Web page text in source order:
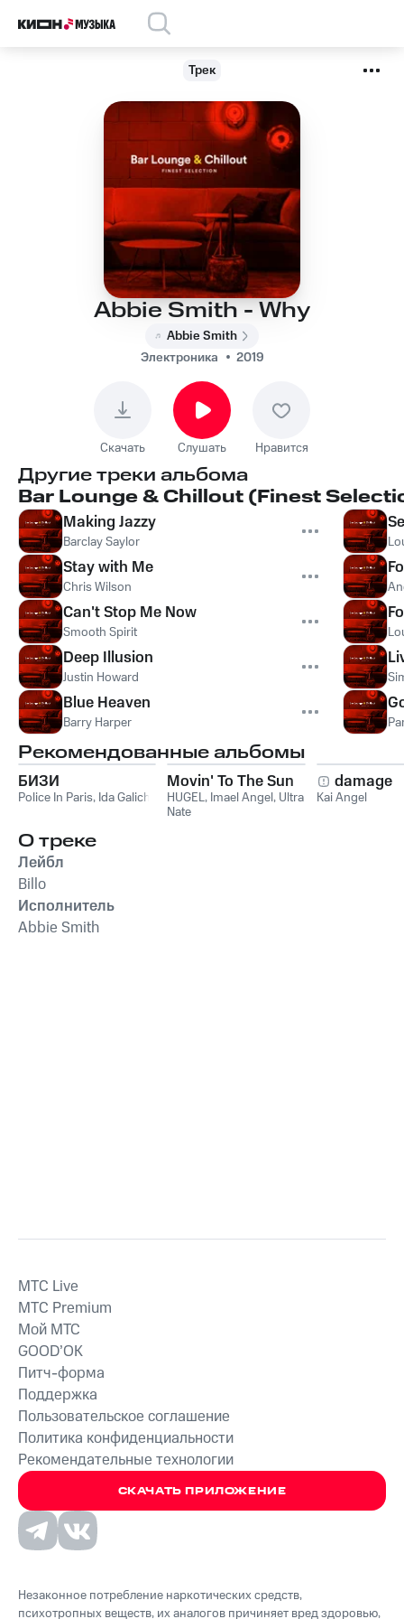
Трек
Abbie Smith - Why
Abbie Smith
Электроника
2019
Скачать Слушать Нравится
Другие треки альбома
Bar Lounge & Chillout (Finest
Making Jazzy
Barclay Saylor
Stay with Me
Chris Wilson
Can't Stop Me Now
Smooth Spirit
Deep Illusion
Justin Howard
Blue Heaven
Barry Harper
Рекомендованные альбомы
БИЗИ
Police In Paris, Ida Galich
Movin' To The Sun
HUGEL, Imael Angel, Ultra
Nate
damage
Kai Angel
О треке
Лейбл
Billo
Исполнитель
Abbie Smith
СКАЧАТЬ ПРИЛОЖЕНИЕ
MTС Live
MTС Premium
Мой МТС
GOOD’OK
Питч-форма
Поддержка
Пользовательское соглашение
Политика конфиденциальности
Рекомендательные технологии
Незаконное потребление наркотических средств,
психотропных веществ, их аналогов причиняет вред здоровью,